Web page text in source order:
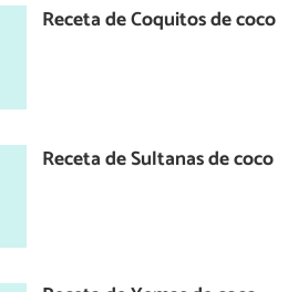
Receta de Coquitos de coco
Receta de Sultanas de coco